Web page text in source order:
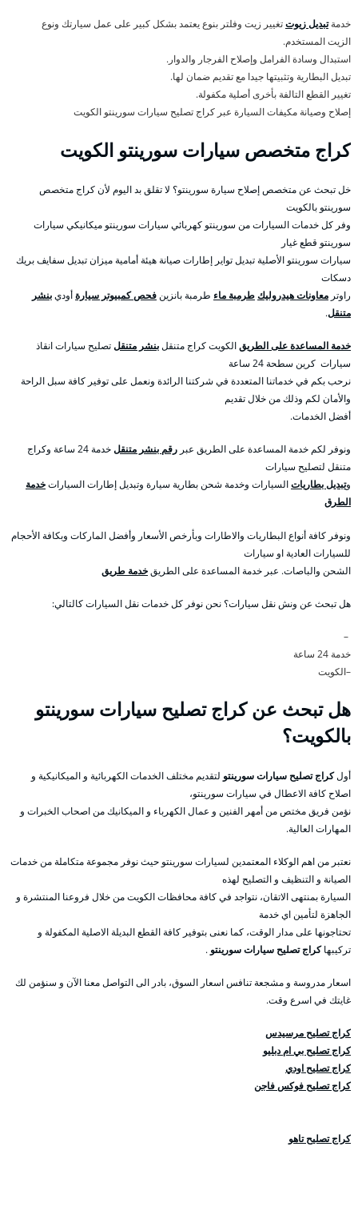
خدمةتبديل زيوتتغيير زيت وفلتر بنوع يعتمد بشكل كبير على عمل سيارتك ونوع
الزيت المستخدم.
استبدال وسادة الفرامل وإصلاح الفرجار والدوار.
تبديل البطارية وتثبيتها جيدا مع تقديم ضمان لها.
تغيير القطع التالفة بأخرى أصلية مكفولة.
إصلاح وصيانة مكيفات السيارة عبر كراج تصليح سيارات سورينتو الكويت
كراج متخصص سيارات سورينتو الكويت
خل تبحث عن متخصص إصلاح سيارة سورينتو؟ لا تقلق بد اليوم لأن كراج متخصص
سورينتو بالكويت
وفر كل خدمات السيارات من سورينتو كهربائي سيارات سورينتو ميكانيكي سيارات
سورينتو قطع غيار
سيارات سورينتو الأصلية تبديل تواير إطارات صيانة هيئة أمامية ميزان تبديل سفايف بريك
دسكات
راوتر معاونات هيدروليك طرمبة ماء طرمبة بانزينفحص كمبيوتر سيارةأوديبنشر
متنقل.
خدمة المساعدة على الطريقالكويت كراج متنقلبنشر متنقلتصليح سيارات انقاذ
سيارات كرين سطحة 24 ساعة
نرحب بكم في خدماتنا المتعددة في شركتنا الرائدة ونعمل على توفير كافة سبل الراحة
والأمان لكم وذلك من خلال تقديم
أفضل الخدمات.
ونوفر لكم خدمة المساعدة على الطريق عبر رقم بنشر متنقل
خدمة 24 ساعة وكراج
متنقل لتصليح سيارات
وتبديل بطارياتالسيارات وخدمة شحن بطارية سيارة وتبديل إطارات السياراتخدمة
الطرق
ونوفر كافة أنواع البطاريات والاطارات وبأرخص الأسعار وأفضل الماركات وبكافة الأحجام
للسيارات العادية او سيارات
الشحن والباصات. عبر خدمة المساعدة على الطريقخدمة طريق
هل تبحث عن ونش نقل سيارات؟ نحن نوفر كل خدمات نقل السيارات كالتالي:
–
خدمة 24 ساعة
–الكويت
هل تبحث عن كراج تصليح سيارات سورينتو
بالكويت؟
أولكراج تصليح سيارات سورينتو لتقديم مختلف الخدمات الكهربائية و الميكانيكية و
اصلاح كافة الاعطال في سيارات سورينتو،
نؤمن فريق مختص من أمهر الفنين و عمال الكهرباء و الميكانيك من اصحاب الخبرات و
المهارات العالية.
نعتبر من اهم الوكلاء المعتمدين لسيارات سورينتو حيث نوفر مجموعة متكاملة من خدمات
الصيانة و التنظيف و التصليح لهذه
السيارة بمنتهى الاتقان، نتواجد في كافة محافظات الكويت من خلال فروعنا المنتشرة و
الجاهزة لتأمين اي خدمة
تحتاجونها على مدار الوقت، كما نعنى بتوفير كافة القطع البديلة الاصلية المكفولة و
تركيبهاكراج تصليح سيارات سورينتو .
اسعار مدروسة و مشجعة تنافس اسعار السوق، بادر الى التواصل معنا الآن و سنؤمن لك
غايتك في اسرع وقت.
كراج تصليح مرسيدس
كراج تصليح بي ام دبليو
كراج تصليح اودي
كراج تصليح فوكس فاجن
كراج تصليح تاهو